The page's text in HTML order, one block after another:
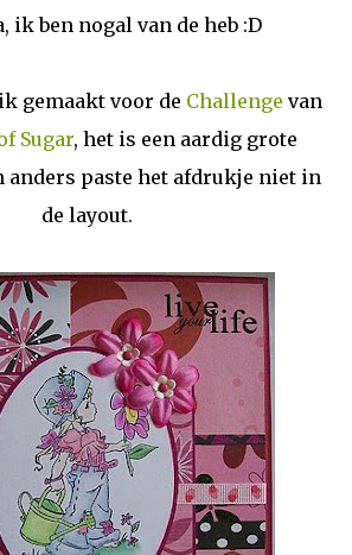
ik ben nogal van de heb :D
gemaakt voor de Challenge van
Sugar, het is een aardig grote
anders paste het afdrukje niet in
de layout.